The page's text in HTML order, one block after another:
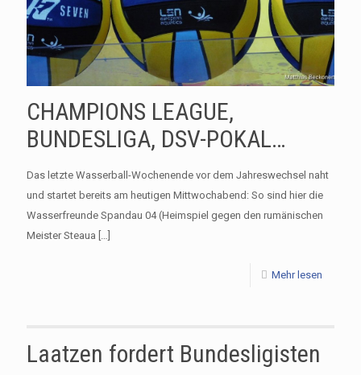
CHAMPIONS LEAGUE,
BUNDESLIGA, DSV-POKAL…
Das letzte Wasserball-Wochenende vor dem Jahreswechsel naht
und startet bereits am heutigen Mittwochabend: So sind hier die
Wasserfreunde Spandau 04 (Heimspiel gegen den rumänischen
Meister Steaua […]
Mehr lesen
Laatzen fordert Bundesligisten